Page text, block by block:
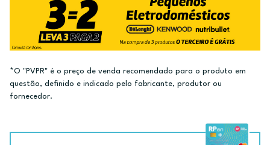
*O "PVPR" é o preço de venda recomendado para o produto em
questão, definido e indicado pelo fabricante, produtor ou
fornecedor.